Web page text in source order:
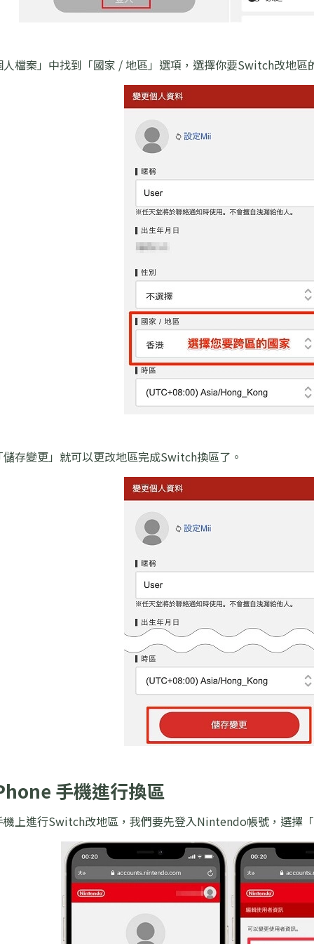
檔案」中找到「國家 / 地區」選項，選擇你要Switch改地區
存變更」就可以更改地區完成Switch換區了。
手機進行換區
機上進行Switch改地區，我們要先登入Nintendo帳號，選擇